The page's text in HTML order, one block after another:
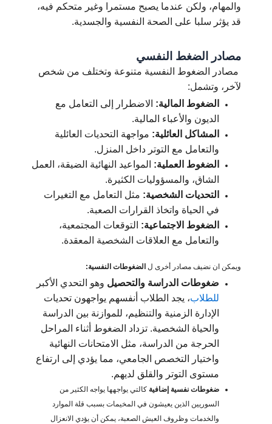
والمهام، ولكن عندما يصبح مستمرا وغير متحكم فيه،
قد يؤثر سلبا على الصحة النفسية والجسدية.
مصادر الضغط النفسي
مصادر الضغوط النفسية متنوعة وتختلف من شخص
لآخر، وتشمل:
الضغوط المالية: الاضطرار إلى التعامل مع
الديون والأعباء المالية.
المشاكل العائلية: مواجهة التحديات العائلية
والتعامل مع التوتر داخل المنزل.
الضغوط العملية: المواعيد النهائية الضيقة، العمل
الشاق، والمسؤوليات الكثيرة.
التحديات الشخصية: مثل التعامل مع التغيرات
في الحياة واتخاذ القرارات الصعبة.
الضغوط الاجتماعية: التوقعات المجتمعية،
والتعامل مع العلاقات الشخصية المعقدة.
ويمكن ان نضيف مصادر أخرى ل الضغوطات النفسية:
ضغوطات الدراسة والتحصيل وهو التحدي الأكبر
للطلاب، يجد الطلاب أنفسهم يواجهون تحديات
الإدارة الزمنية والتنظيم، للموازنة بين الدراسة
والحياة الشخصية. تزداد الضغوط أثناء المراحل
الحرجة من الدراسة، مثل الامتحانات النهائية
واختيار التخصص الجامعي، مما يؤدي إلى ارتفاع
مستوى التوتر والقلق لديهم.
ضغوطات نفسية إضافية كالتي يواجهها يواجه الكثير من
السوريين الذين يعيشون في المخيمات بسبب قلة الموارد
والخدمات وظروف العيش الصعبة، يمكن أن يؤدي الانعزال